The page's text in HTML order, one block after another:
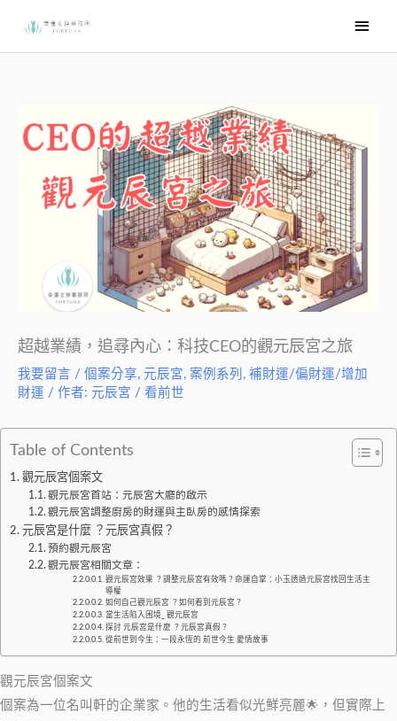
要
超越業績，追尋內心：科技CEO的觀元辰宮之旅
我要留言 / 個案分享, 元辰宮, 案例系列 , 補財運/偏財運/增加
財運 / 作者: 元辰宮 / 看前世
Table of Contents
觀元辰宮個案文
觀元辰宮首站：元辰宮大廳的啟示
觀元辰宮調整廚房的財運與主臥房的感情探索
元辰宮是什麼 ？元辰宮真假？
預約觀元辰宮
觀元辰宮相關文章：
觀元辰宮效果 ？調整元辰宮有效嗎？命運自掌：小玉透過元辰宮找回生活主
導權
如何自己觀元辰宮 ？如何看到元辰宮？
當生活陷入困境_ 觀元辰宮
探討 元辰宮是什麼 ？元辰宮真假？
從前世到今生：一段永恆的 前世今生 愛情故事
觀元辰宮個案文
個案為一位名叫軒的企業家。他的生活看似光鮮亮麗🌟，但實際上